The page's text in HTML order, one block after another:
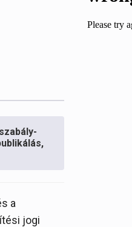
a
jogi